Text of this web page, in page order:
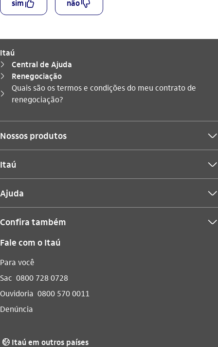
simcurtir_outline nãodescurtir_outline
Itaú
seta_direita Central de Ajuda
seta_direita Renegociação
seta_direita
Você está aqui:
Quais são os termos e condições do meu contrato de
renegociação?
Nossos produtos seta_baixo
Itaú seta_baixo
Ajuda seta_baixo
Confira também seta_baixo
Fale com o Itaú
Para você
Sac 0800 728 0728
Ouvidoria 0800 570 0011
Denúncia
globo_outline Itaú em outros países